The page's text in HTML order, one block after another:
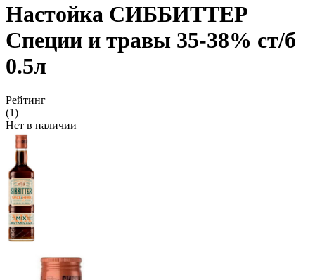
Настойка СИББИТТЕР
Специи и травы 35-38% ст/б
0.5л
Рейтинг
(1)
Нет в наличии